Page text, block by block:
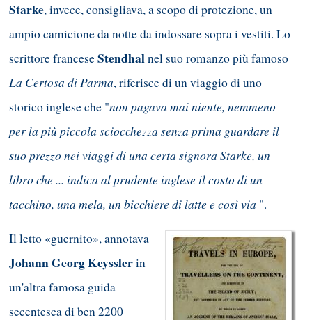
Starke, invece, consigliava, a scopo di protezione, un
ampio camicione da notte da indossare sopra i vestiti. Lo
scrittore franceseStendhalnel suo romanzo più famoso
La Certosa di Parma, riferisce di un viaggio di uno
storico inglese che "non pagava mai niente, nemmeno
per la più piccola sciocchezza senza prima guardare il
suo prezzo nei viaggi di una certa signora Starke, un
libro che ... indica al prudente inglese il costo di un
tacchino, una mela, un bicchiere di latte e così via ".
Il letto «guernito», annotava
Johann Georg Keysslerin
un'altra famosa guida
secentesca di ben 2200